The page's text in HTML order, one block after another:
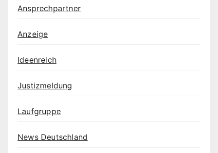
Ansprechpartner
Anzeige
Ideenreich
Justizmeldung
Laufgruppe
News Deutschland